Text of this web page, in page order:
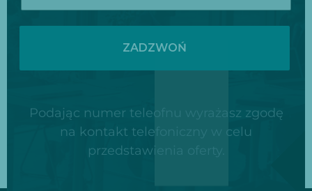
ZADZWOŃ
Podając numer teleofnu wyrażasz zgodę
na kontakt telefoniczny w celu
przedstawienia oferty.